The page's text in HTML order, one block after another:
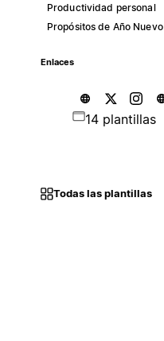
Productividad personal
Propósitos de Año Nuevo
Enlaces
14 plantillas
Todas las plantillas